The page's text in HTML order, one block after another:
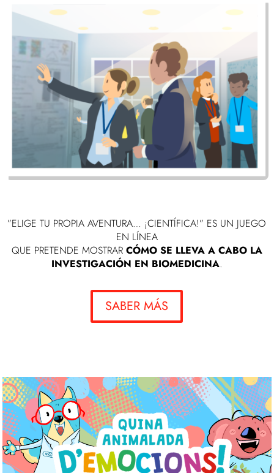
”ELIGE TU PROPIA AVENTURA… ¡CIENTÍFICA!” ES UN JUEGO
EN LÍNEA
QUE PRETENDE MOSTRAR CÓMO SE LLEVA A CABO LA
INVESTIGACIÓN EN BIOMEDICINA.
SABER MÁS